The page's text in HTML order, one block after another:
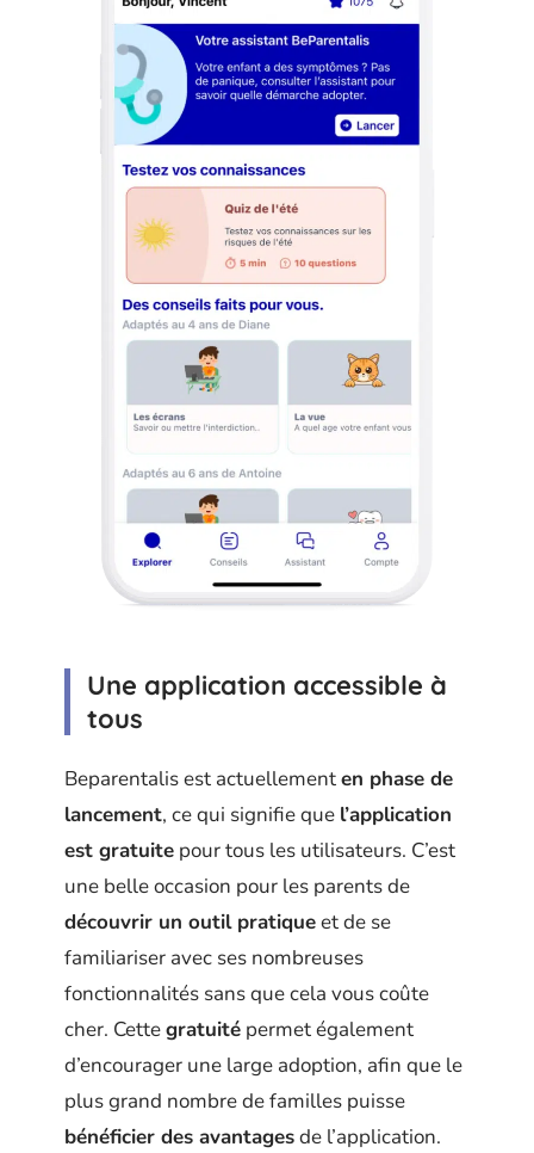
Une application accessible à
tous
Beparentalis est actuellementen phase de
lancement, ce qui signifie que l’application
est gratuite pour tous les utilisateurs. C’est
une belle occasion pour les parents de
découvrir un outil pratiqueet de se
familiariser avec ses nombreuses
fonctionnalités sans que cela vous coûte
cher. Cettegratuité permet également
d’encourager une large adoption, afin que le
plus grand nombre de familles puisse
bénéficier des avantagesde l’application.